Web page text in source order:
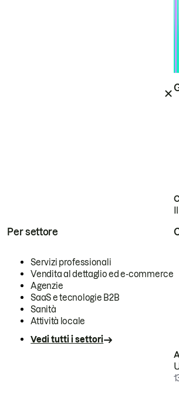
Per settore
Servizi professionali
Vendita al dettaglio ed e-commerce
Agenzie
SaaS e tecnologie B2B
Sanità
Attività locale
Vedi tutti i settori